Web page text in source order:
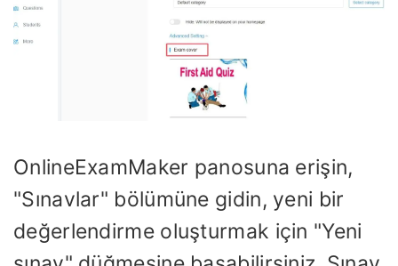
OnlineExamMaker panosuna erişin,
"Sınavlar" bölümüne gidin, yeni bir
değerlendirme oluşturmak için "Yeni